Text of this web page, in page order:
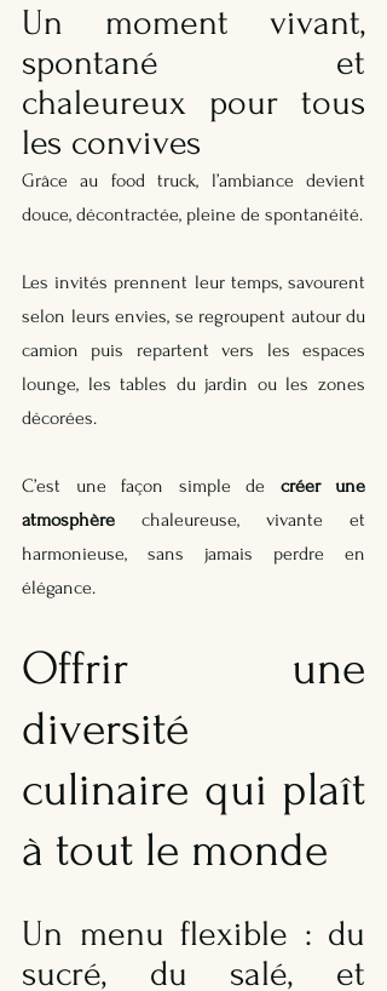
Un moment vivant,
spontané et
chaleureux pour tous
les convives
Grâce au food truck, l’ambiance devient
Les invités prennent leur temps, savourent
selon leurs envies, se regroupent autour du
camion puis repartent vers les espaces
lounge, les tables du jardin ou les zones
décorées.
C’est une façon simple de créer une
atmosphère chaleureuse, vivante et
harmonieuse, sans jamais perdre en
élégance.
Offrir une
diversité
culinaire qui plaît
à tout le monde
Un menu flexible : du
sucré, du salé, et